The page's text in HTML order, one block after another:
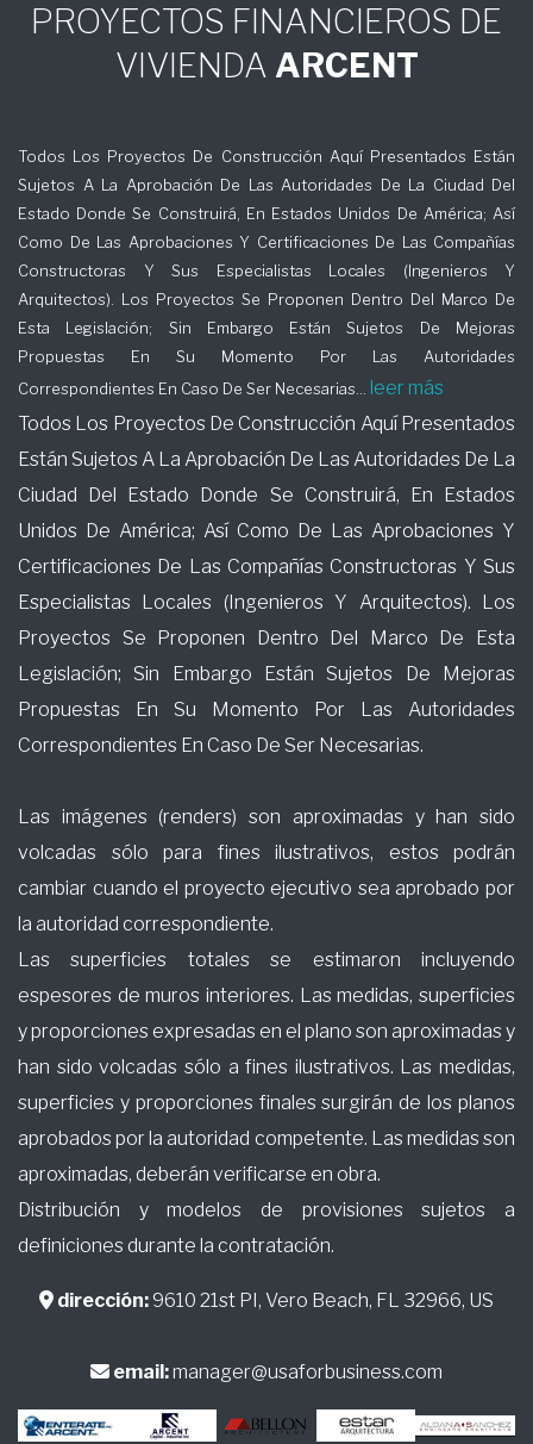
PROYECTOS FINANCIEROS DE
VIVIENDA ARCENT
Todos Los Proyectos De Construcción Aquí Presentados Están
Sujetos A La Aprobación De Las Autoridades De La Ciudad Del
Estado Donde Se Construirá, En Estados Unidos De América; Así
Como De Las Aprobaciones Y Certificaciones De Las Compañías
Constructoras Y Sus Especialistas Locales (Ingenieros Y
Arquitectos). Los Proyectos Se Proponen Dentro Del Marco De
Esta Legislación; Sin Embargo Están Sujetos De Mejoras
Propuestas En Su Momento Por Las Autoridades
Correspondientes En Caso De Ser Necesarias...
leer más
Todos Los Proyectos De Construcción Aquí Presentados
Están Sujetos A La Aprobación De Las Autoridades De La
Ciudad Del Estado Donde Se Construirá, En Estados
Unidos De América; Así Como De Las Aprobaciones Y
Certificaciones De Las Compañías Constructoras Y Sus
Especialistas Locales (Ingenieros Y Arquitectos). Los
Proyectos Se Proponen Dentro Del Marco De Esta
Legislación; Sin Embargo Están Sujetos De Mejoras
Propuestas En Su Momento Por Las Autoridades
Correspondientes En Caso De Ser Necesarias.
Las imágenes (renders) son aproximadas y han sido
volcadas sólo para fines ilustrativos, estos podrán
cambiar cuando el proyecto ejecutivo sea aprobado por
la autoridad correspondiente.
Las superficies totales se estimaron incluyendo
espesores de muros interiores. Las medidas, superficies
y proporciones expresadas en el plano son aproximadas y
han sido volcadas sólo a fines ilustrativos. Las medidas,
superficies y proporciones finales surgirán de los planos
aprobados por la autoridad competente. Las medidas son
aproximadas, deberán verificarse en obra.
Distribución y modelos de provisiones sujetos a
definiciones durante la contratación.
dirección: 9610 21st PI, Vero Beach, FL 32966, US
email:manager@usaforbusiness.com